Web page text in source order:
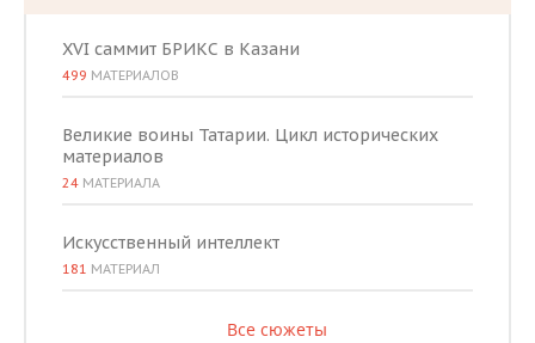
XVI саммит БРИКС в Казани
499 МАТЕРИАЛОВ
Великие воины Татарии. Цикл исторических
материалов
24 МАТЕРИАЛА
Искусственный интеллект
181 МАТЕРИАЛ
Все сюжеты